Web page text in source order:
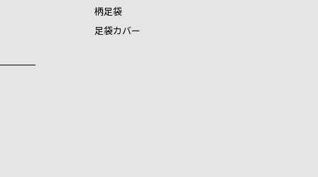
柄足袋
足袋カバー